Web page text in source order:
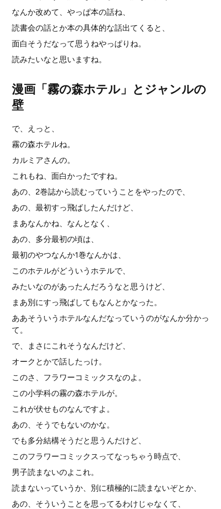
なんか改めて、やっぱ本の話ね、
読書会の話とか本の具体的な話出てくると、
面白そうだなって思うねやっぱりね。
読みたいなと思いますね。
漫画「霧の森ホテル」とジャンルの
壁
で、えっと、
霧の森ホテルね。
カルミアさんの。
これもね、面白かったですね。
あの、2巻誌から読むっていうことをやったので、
あの、最初すっ飛ばしたんだけど、
まあなんかね、なんとなく、
あの、多分最初の頃は、
最初のやつなんか1巻なんかは、
このホテルがどういうホテルで、
みたいなのがあったんだろうなと思うけど、
まあ別にすっ飛ばしてもなんとかなった。
ああそういうホテルなんだなっていうのがなんか分かっ
て。
で、まさにこれそうなんだけど、
オークとかで話したっけ。
このさ、フラワーコミックスなのよ。
この小学科の霧の森ホテルが。
これが伏せものなんですよ。
あの、そうでもないのかな。
でも多分結構そうだと思うんだけど、
このフラワーコミックスってなっちゃう時点で、
男子読まないのよこれ。
読まないっていうか、別に積極的に読まないぞとか、
あの、そういうことを思ってるわけじゃなくて、